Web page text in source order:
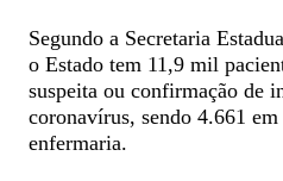
Segundo a Secretaria
o Estado tem 11,9 mil
suspeita ou confirmação de
coronavírus, sendo 4.661
enfermaria.